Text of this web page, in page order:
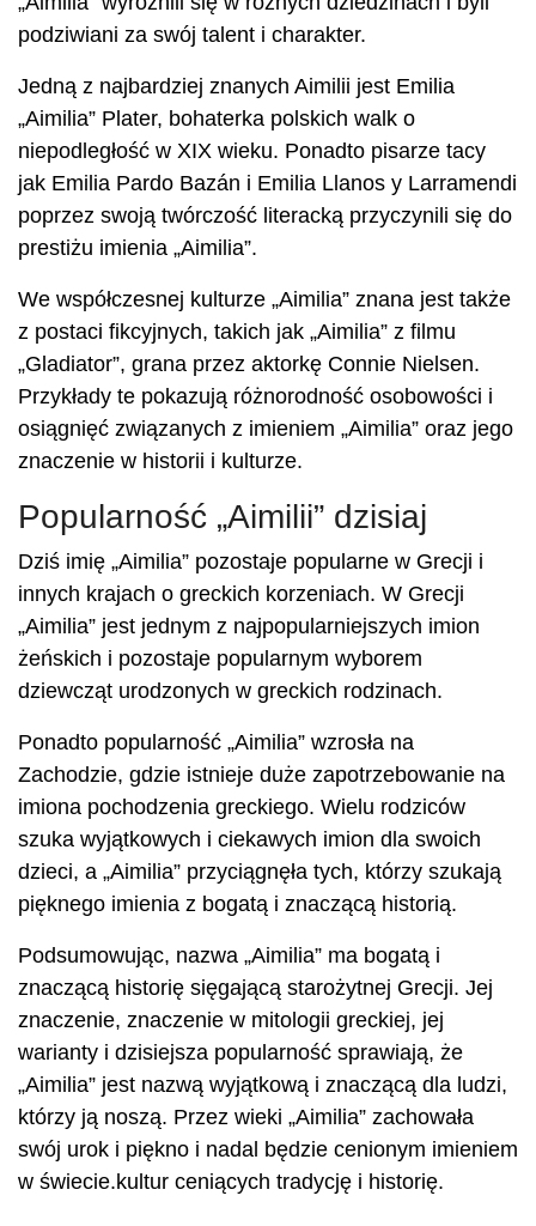
podziwiani za swój talent i charakter.
Jedną z najbardziej znanych Aimilii jest Emilia
„Aimilia” Plater, bohaterka polskich walk o
niepodległość w XIX wieku. Ponadto pisarze tacy
jak Emilia Pardo Bazán i Emilia Llanos y Larramendi
poprzez swoją twórczość literacką przyczynili się do
prestiżu imienia „Aimilia”.
We współczesnej kulturze „Aimilia” znana jest także
z postaci fikcyjnych, takich jak „Aimilia” z filmu
„Gladiator”, grana przez aktorkę Connie Nielsen.
Przykłady te pokazują różnorodność osobowości i
osiągnięć związanych z imieniem „Aimilia” oraz jego
znaczenie w historii i kulturze.
Popularność „Aimilii” dzisiaj
Dziś imię „Aimilia” pozostaje popularne w Grecji i
innych krajach o greckich korzeniach. W Grecji
„Aimilia” jest jednym z najpopularniejszych imion
żeńskich i pozostaje popularnym wyborem
dziewcząt urodzonych w greckich rodzinach.
Ponadto popularność „Aimilia” wzrosła na
Zachodzie, gdzie istnieje duże zapotrzebowanie na
imiona pochodzenia greckiego. Wielu rodziców
szuka wyjątkowych i ciekawych imion dla swoich
dzieci, a „Aimilia” przyciągnęła tych, którzy szukają
pięknego imienia z bogatą i znaczącą historią.
Podsumowując, nazwa „Aimilia” ma bogatą i
znaczącą historię sięgającą starożytnej Grecji. Jej
znaczenie, znaczenie w mitologii greckiej, jej
warianty i dzisiejsza popularność sprawiają, że
„Aimilia” jest nazwą wyjątkową i znaczącą dla ludzi,
którzy ją noszą. Przez wieki „Aimilia” zachowała
swój urok i piękno i nadal będzie cenionym imieniem
w świecie.kultur ceniących tradycję i historię.